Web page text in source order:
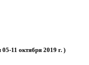
11 октября 2019 г. )